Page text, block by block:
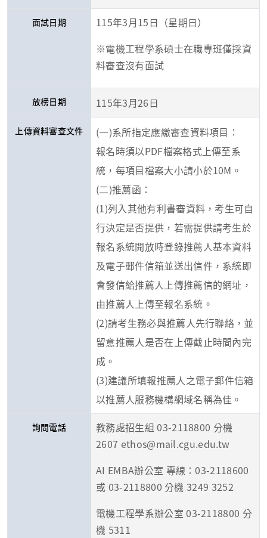
面試日期
115年3月15日（星期日）
※電機工程學系碩士在職專班僅採資
料審查沒有面試
放榜日期 115年3月26日
上傳資料審查文件
(一)系所指定應繳審查資料項目：
報名時須以PDF檔案格式上傳至系
統，每項目檔案大小請小於10M。
(二)推薦函：
(1)列入其他有利書審資料，考生可自
行決定是否提供，若需提供請考生於
報名系統開放時登錄推薦人基本資料
及電子郵件信箱並送出信件，系統即
會發信給推薦人上傳推薦信的網址，
由推薦人上傳至報名系統。
(2)請考生務必與推薦人先行聯絡，並
留意推薦人是否在上傳截止時間內完
成。
(3)建議所填報推薦人之電子郵件信箱
以推薦人服務機構網域名稱為佳。
詢問電話
教務處招生組 03-2118800 分機
2607 ethos@mail.cgu.edu.tw
AI EMBA辦公室 專線：03-2118600
或 03-2118800 分機 3249 3252
電機工程學系辦公室 03-2118800 分
機 5311